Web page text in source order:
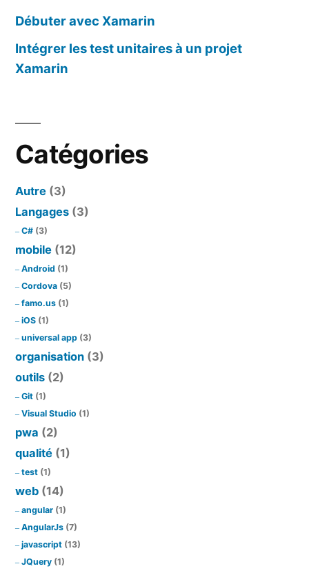
Débuter avec Xamarin
Intégrer les test unitaires à un projet
Xamarin
Catégories
Autre (3)
Langages (3)
C# (3)
mobile (12)
Android (1)
Cordova (5)
famo.us (1)
iOS (1)
universal app (3)
organisation (3)
outils (2)
Git (1)
Visual Studio (1)
pwa (2)
qualité (1)
test (1)
web (14)
angular (1)
AngularJs (7)
javascript (13)
JQuery (1)